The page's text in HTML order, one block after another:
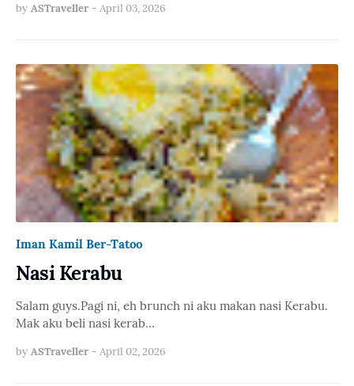
by ASTraveller - April 03, 2026
Iman Kamil Ber-Tatoo
Nasi Kerabu
Salam guys.Pagi ni, eh brunch ni aku makan nasi Kerabu.
Mak aku beli nasi kerab…
by ASTraveller - April 02, 2026